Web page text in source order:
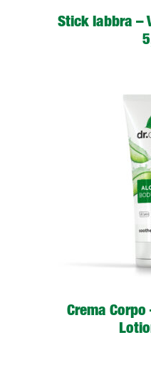
Stick labbra –
Crema Corpo